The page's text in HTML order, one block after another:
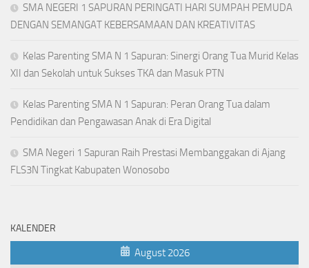
SMA NEGERI 1 SAPURAN PERINGATI HARI SUMPAH PEMUDA
DENGAN SEMANGAT KEBERSAMAAN DAN KREATIVITAS
Kelas Parenting SMA N 1 Sapuran: Sinergi Orang Tua Murid Kelas
XII dan Sekolah untuk Sukses TKA dan Masuk PTN
Kelas Parenting SMA N 1 Sapuran: Peran Orang Tua dalam
Pendidikan dan Pengawasan Anak di Era Digital
SMA Negeri 1 Sapuran Raih Prestasi Membanggakan di Ajang
FLS3N Tingkat Kabupaten Wonosobo
KALENDER
August 2026